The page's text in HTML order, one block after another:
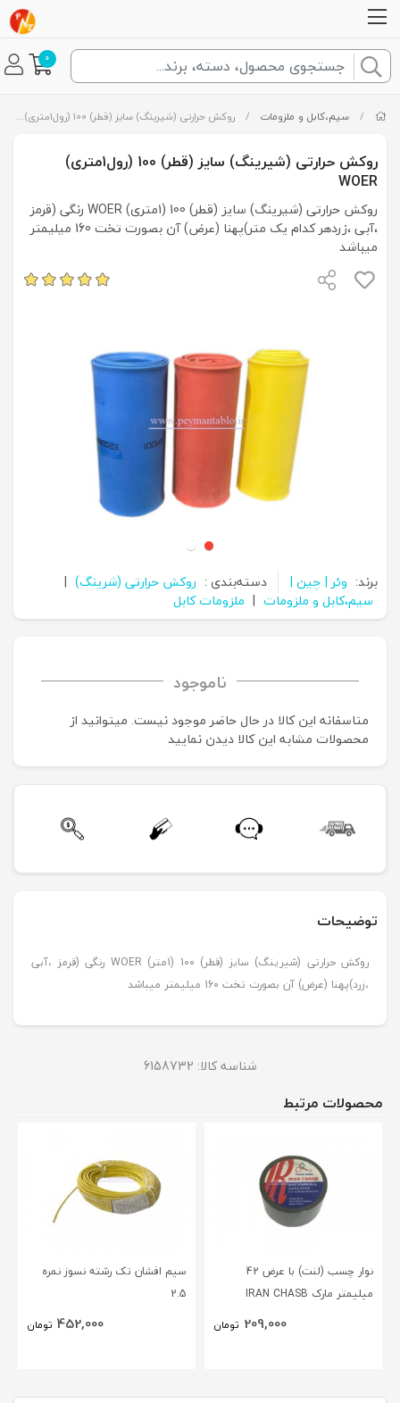
0
/ سیم،کابل و ملزومات / روکش حرارتی (شیرینگ) سایز (قطر) 100 (رول1متری) WOER
روکش حرارتی (شیرینگ) سایز (قطر) 100 (رول1متری)
WOER
روکش حرارتی (شیرینگ) سایز (قطر) 100 (1متری) WOER رنگی (قرمز
،آبی ،زردهر کدام یک متر)پهنا (عرض) آن بصورت تخت 160 میلیمتر
میباشد
برند: وئر | چین | دسته‌بندی : روکش حرارتی (شرینگ) |
سیم،کابل و ملزومات | ملزومات کابل
ناموجود
متاسفانه این کالا در حال حاضر موجود نیست. می‍توانید از
محصولات مشابه این کالا دیدن نمایید
توضیحات
روکش حرارتی (شیرینگ) سایز (قطر) 100 (1متر) WOER رنگی (قرمز ،آبی
،زرد)پهنا (عرض) آن بصورت تخت 160 میلیمتر میباشد
شناسه کالا: 6158732
محصولات مرتبط
نوار چسب (لنت) با عرض 42
میلیمتر مارک IRAN CHASB
209,000 تومان
سیم افشان تک رشته نسوز نمره
2.5
452,000 تومان